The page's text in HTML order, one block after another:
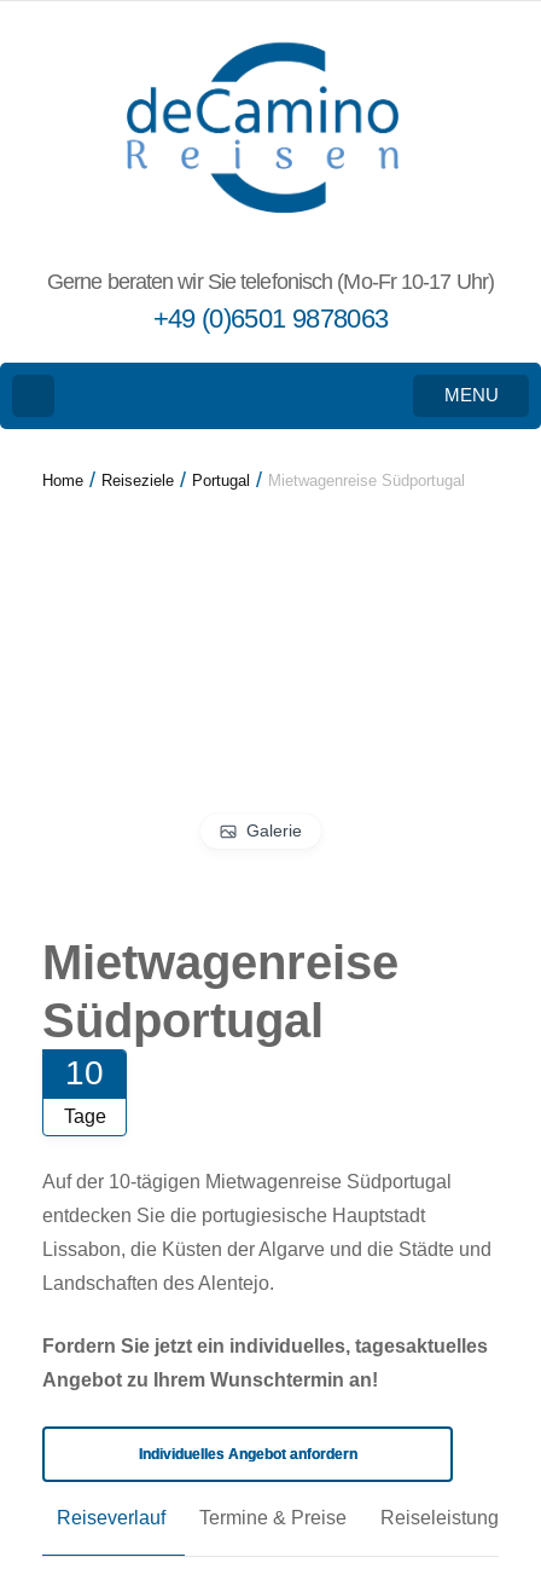
Gerne beraten wir Sie telefonisch (Mo-Fr 10-17 Uhr)
+49 (0)6501 9878063
MENU
Home / Reiseziele / Portugal / Mietwagenreise Südportugal
Galerie
Mietwagenreise
Südportugal
10
Tage
Auf der 10-tägigen Mietwagenreise Südportugal
entdecken Sie die portugiesische Hauptstadt
Lissabon, die Küsten der Algarve und die Städte und
Landschaften des Alentejo.
Fordern Sie jetzt ein individuelles, tagesaktuelles
Angebot zu Ihrem Wunschtermin an!
Individuelles Angebot anfordern
Reiseverlauf Termine & Preise Reiseleistungen